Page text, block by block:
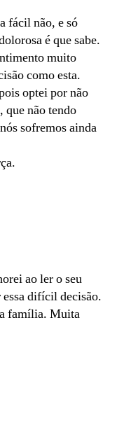
fácil não, e só
é que sabe.
muito
como esta.
optei por não
que não tendo
sofremos ainda
ao ler o seu
difícil decisão.
família. Muita